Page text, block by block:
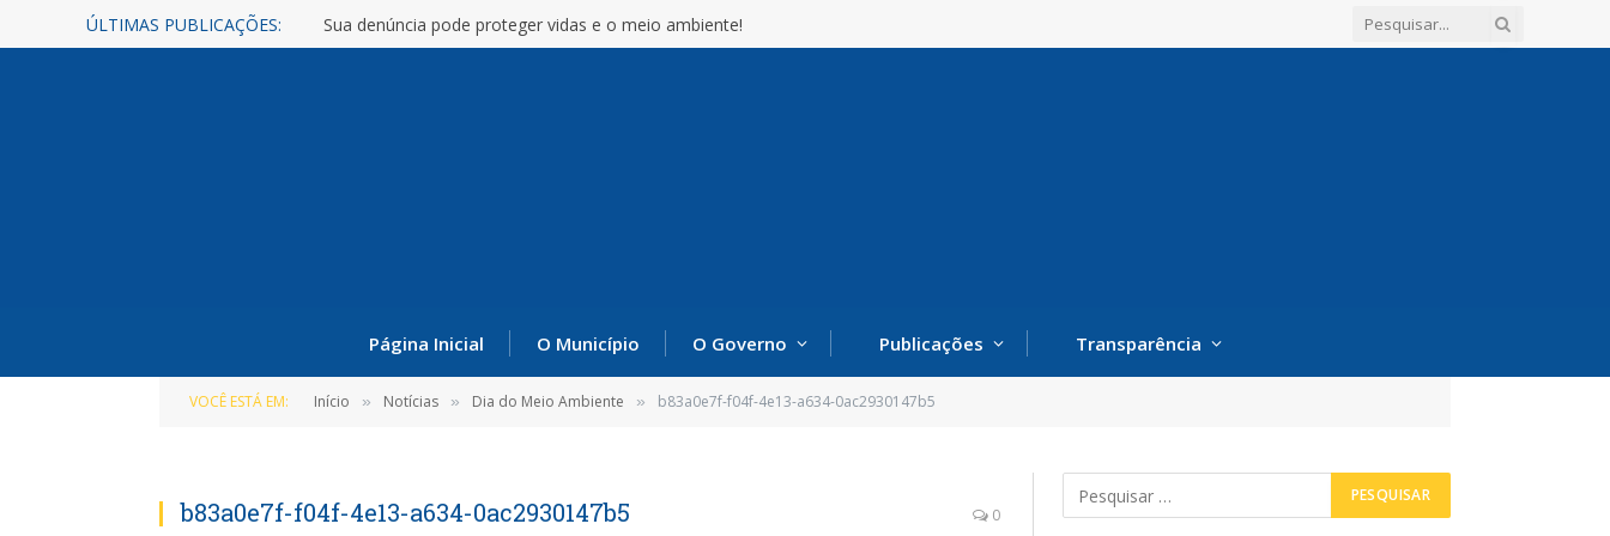
ÚLTIMAS PUBLICAÇÕES: Sua denúncia pode proteger vidas e o meio ambiente!
Página Inicial O Município O Governo Publicações Transparência
VOCÊ ESTÁ EM: Início » Notícias » Dia do Meio Ambiente » b83a0e7f-f04f-4e13-a634-0ac2930147b5
b83a0e7f-f04f-4e13-a634-0ac2930147b5 0